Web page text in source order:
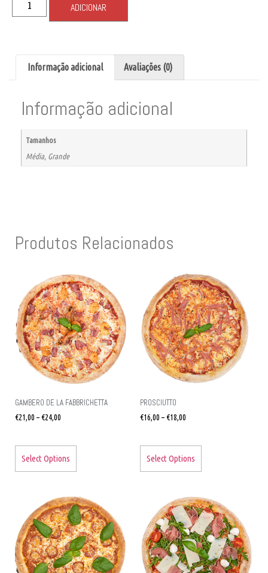
ADICIONAR
Informação adicional Avaliações (0)
Informação adicional
Tamanhos
Média, Grande
Produtos Relacionados
GAMBERO DE LA FABBRICHETTA
€21,00 –€24,00
Select Options
PROSCIUTTO
€16,00 –€18,00
Select Options